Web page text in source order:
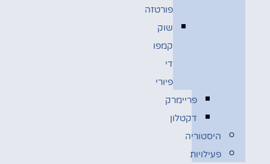
פורטזה
שוק
קמפו
די
פיורי
פריימרק
דקטלון
היסטוריה
פעילויות